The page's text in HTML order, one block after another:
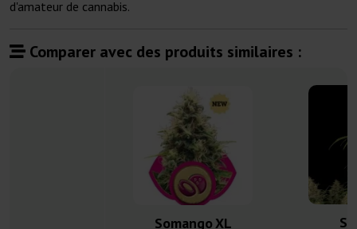
d'amateur de cannabis.
Comparer avec des produits similaires :
Somango XL